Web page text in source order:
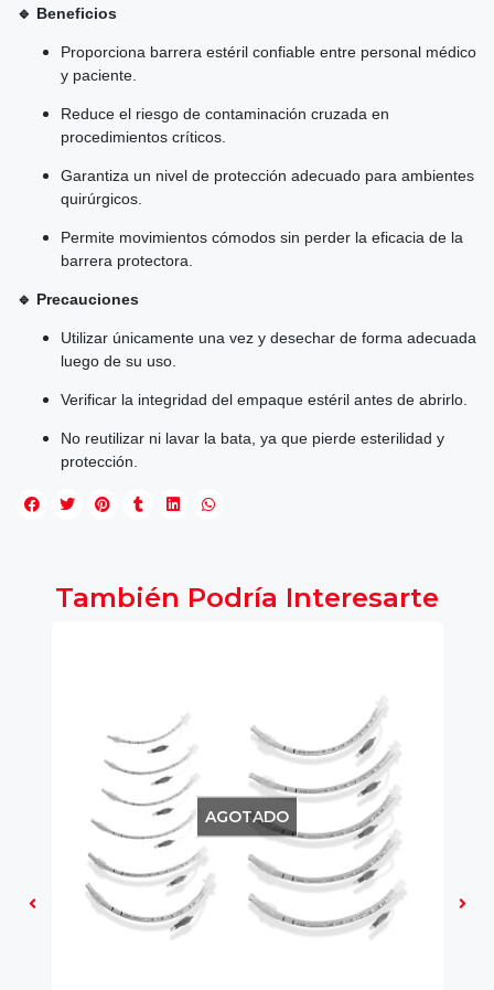
🔹 Beneficios
Proporciona barrera estéril confiable entre personal médico
y paciente.
Reduce el riesgo de contaminación cruzada en
procedimientos críticos.
Garantiza un nivel de protección adecuado para ambientes
quirúrgicos.
Permite movimientos cómodos sin perder la eficacia de la
barrera protectora.
🔹 Precauciones
Utilizar únicamente una vez y desechar de forma adecuada
luego de su uso.
Verificar la integridad del empaque estéril antes de abrirlo.
No reutilizar ni lavar la bata, ya que pierde esterilidad y
protección.
También Podría Interesarte
AGOTADO